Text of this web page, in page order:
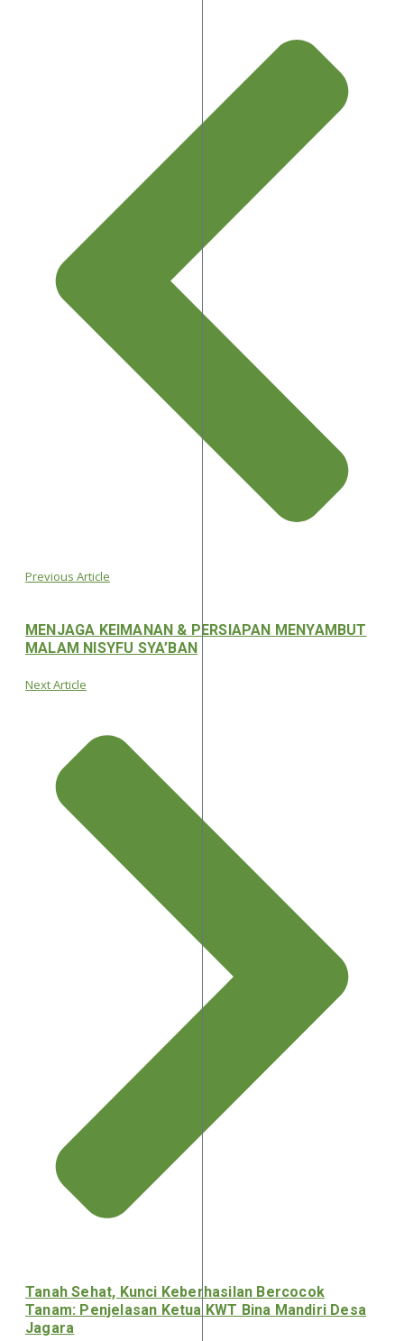
Previous Article
MENJAGA KEIMANAN & PERSIAPAN MENYAMBUT
MALAM NISYFU SYA’BAN
Next Article
Tanah Sehat, Kunci Keberhasilan Bercocok
Tanam: Penjelasan Ketua KWT Bina Mandiri Desa
Jagara